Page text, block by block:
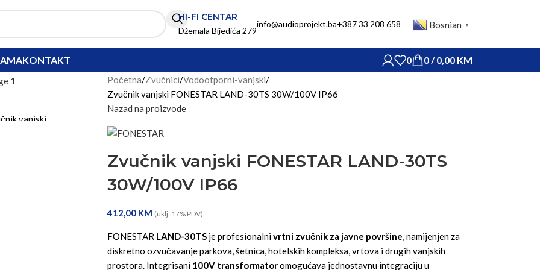
HI-FI CENTAR
Džemala Bijedića 279
info@audioprojekt.ba+387 33 208 658 Bosnian ▼
KONTAKT 0 0/ 0,00 KM
Početna Zvučnici Vodootporni-vanjski
Zvučnik vanjski FONESTAR LAND-30TS 30W/100V IP66
Nazad na proizvode
Zvučnik vanjski FONESTAR LAND-30TS
30W/100V IP66
412,00 KM (uklj. 17% PDV)
FONESTAR LAND-30TSje profesionalnivrtni zvučnik za javne površine, namijenjen za
diskretno ozvučavanje parkova, šetnica, hotelskih kompleksa, vrtova i drugih vanjskih
prostora. Integrisani 100V transformatoromogućava jednostavnu integraciju u